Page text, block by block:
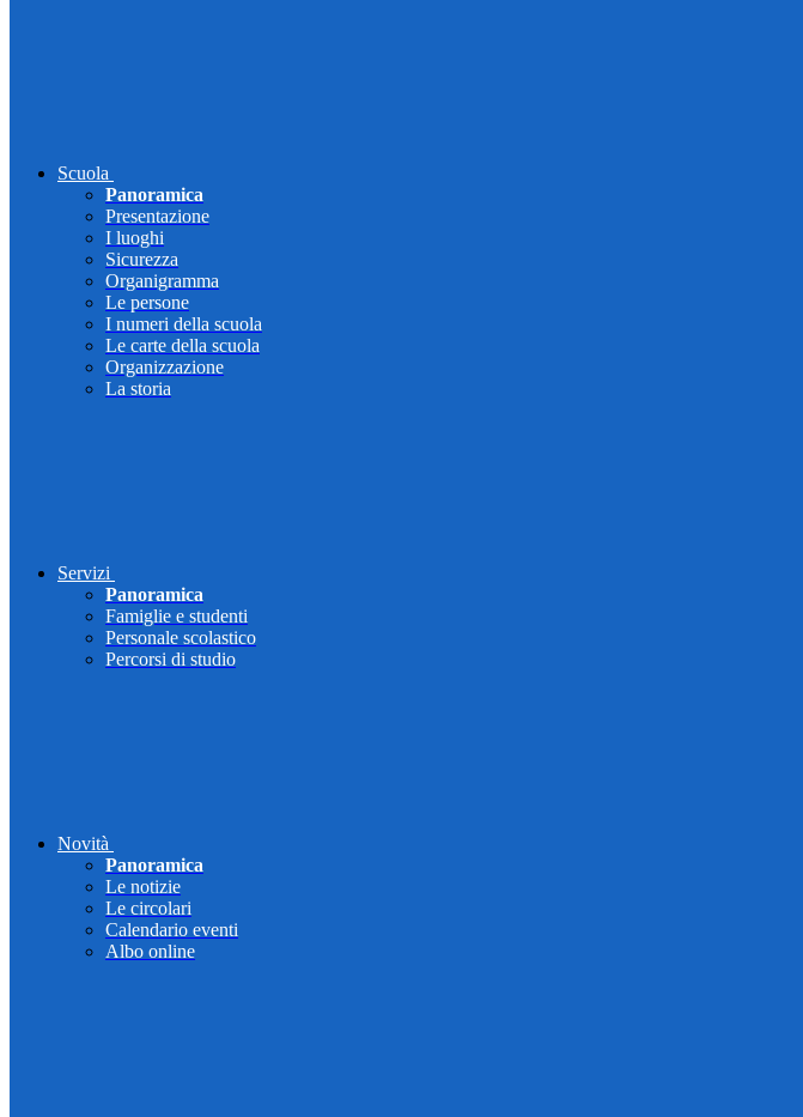
Scuola
Panoramica
Presentazione
I luoghi
Sicurezza
Organigramma
Le persone
I numeri della scuola
Le carte della scuola
Organizzazione
La storia
Servizi
Panoramica
Famiglie e studenti
Personale scolastico
Percorsi di studio
Novità
Panoramica
Le notizie
Le circolari
Calendario eventi
Albo online